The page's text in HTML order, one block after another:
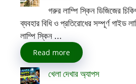
গরুর লাম্পি স্কিন ডিজিজের
ব্যবহার বিধি ও প্রতিরোধের সম্পূর্ণ গাইড
লাম্পি স্কিন ...
Read more
খেলা দেখার অ্যাপস